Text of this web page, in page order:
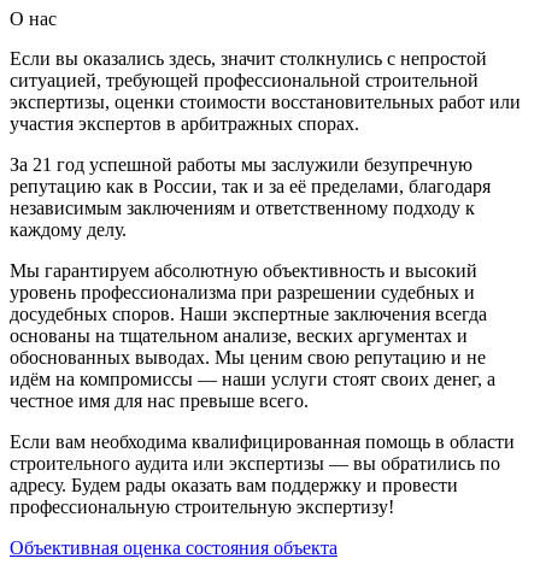
О нас
Если вы оказались здесь, значит столкнулись с непростой
ситуацией, требующей профессиональной строительной
экспертизы, оценки стоимости восстановительных работ или
участия экспертов в арбитражных спорах.
За 21 год успешной работы мы заслужили безупречную
репутацию как в России, так и за её пределами, благодаря
независимым заключениям и ответственному подходу к
каждому делу.
Мы гарантируем абсолютную объективность и высокий
уровень профессионализма при разрешении судебных и
досудебных споров. Наши экспертные заключения всегда
основаны на тщательном анализе, веских аргументах и
обоснованных выводах. Мы ценим свою репутацию и не
идём на компромиссы — наши услуги стоят своих денег, а
честное имя для нас превыше всего.
Если вам необходима квалифицированная помощь в области
строительного аудита или экспертизы — вы обратились по
адресу. Будем рады оказать вам поддержку и провести
профессиональную строительную экспертизу!
Объективная оценка состояния объекта